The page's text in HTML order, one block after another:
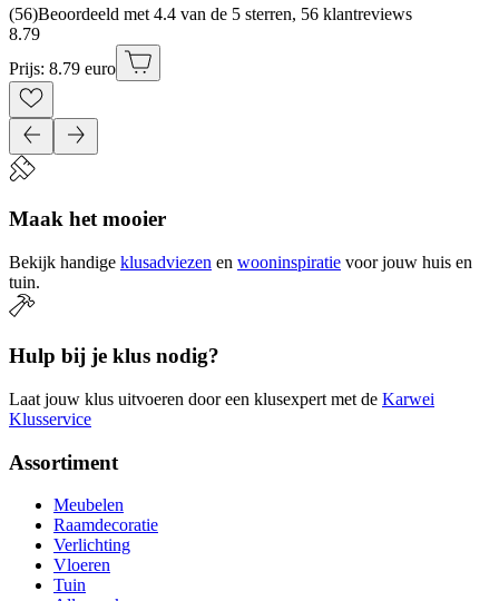
(56)Beoordeeld met 4.4 van de 5 sterren, 56 klantreviews
8.79
Prijs: 8.79 euro
Maak het mooier
Bekijk handige klusadviezen en wooninspiratie voor jouw huis en
tuin.
Hulp bij je klus nodig?
Laat jouw klus uitvoeren door een klusexpert met de Karwei
Klusservice
Assortiment
Meubelen
Raamdecoratie
Verlichting
Vloeren
Tuin